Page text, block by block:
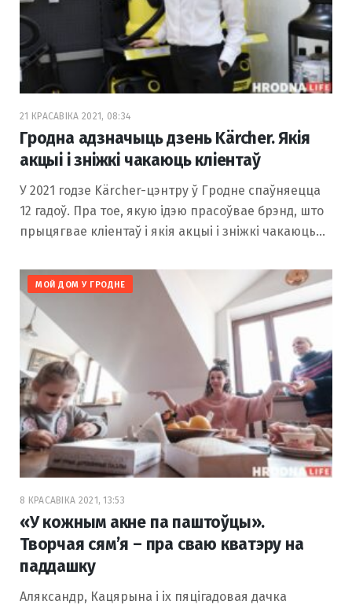
21 КРАСАВІКА 2021, 08:34
Гродна адзначыць дзень Kärcher. Якія
акцыі і зніжкі чакаюць кліентаў
У 2021 годзе Kärcher-цэнтру ў Гродне спаўняецца
12 гадоў. Пра тое, якую ідэю прасоўвае брэнд, што
прыцягвае кліентаў і якія акцыі і зніжкі чакаюць…
МОЙ ДОМ У ГРОДНЕ
8 КРАСАВІКА 2021, 13:53
«У кожным акне па паштоўцы».
Творчая сям’я – пра сваю кватэру на
паддашку
Аляксандр, Кацярына і іх пяцігадовая дачка